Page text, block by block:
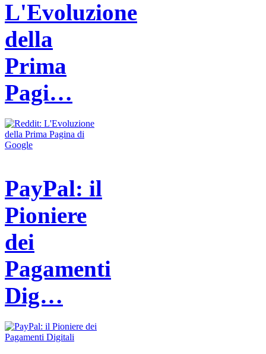
L'Evoluzione
della
Prima
Pagi…
PayPal: il
Pioniere
dei
Pagamenti
Dig…